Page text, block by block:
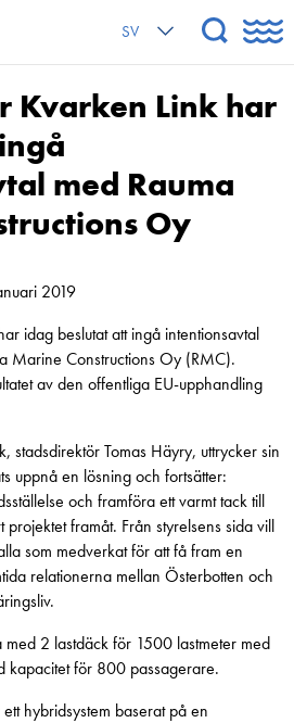
SV
Kvarken Link har
med Rauma
Oy
2019
idag beslutat att ingå intentionsavtal
Marine Constructions Oy (RMC).
av den offentliga EU-upphandling
stadsdirektör Tomas Häyry, uttrycker sin
uppnå en lösning och fortsätter:
och framföra ett varmt tack till
framåt. Från styrelsens sida vill
som medverkat för att få fram en
relationerna mellan Österbotten och
2 lastdäck för 1500 lastmeter med
kapacitet för 800 passagerare.
hybridsystem baserat på en